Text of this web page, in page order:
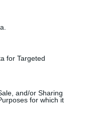
for Targeted
and/or Sharing
for which it